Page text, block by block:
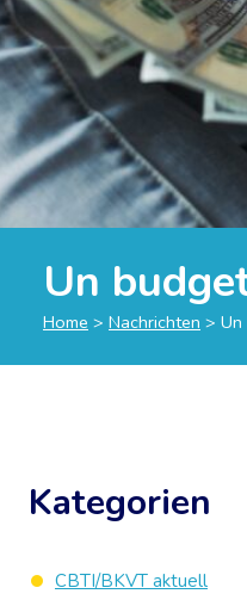
Un
Home > Nachrichten > Un
Kategorien
CBTI/BKVT aktuell